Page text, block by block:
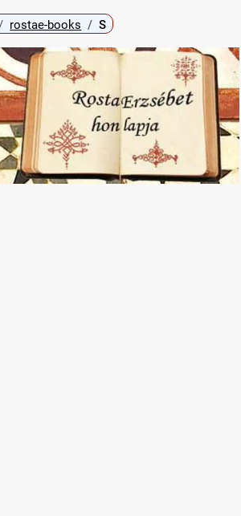
rostae-books S